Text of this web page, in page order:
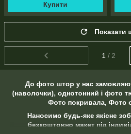
Купити
Показати
1 / 2
До фото штор у нас
(наволочки), однотонний і фото
Фото покривала, Фото
Наносимо будь-яке якісне
безкоштовно макет під